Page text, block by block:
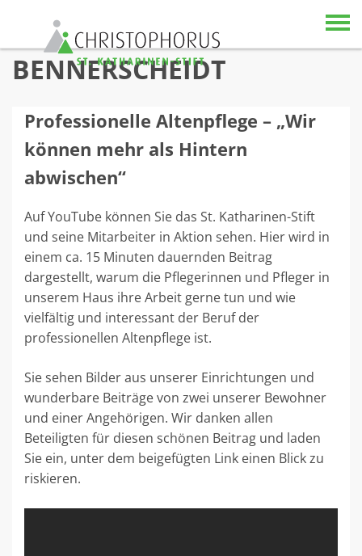
Skip to content
BENNERSCHEIDT
Professionelle Altenpflege – „Wir
können mehr als Hintern
abwischen“
Auf YouTube können Sie das St. Katharinen-Stift
und seine Mitarbeiter in Aktion sehen. Hier wird in
einem ca. 15 Minuten dauernden Beitrag
dargestellt, warum die Pflegerinnen und Pfleger in
unserem Haus ihre Arbeit gerne tun und wie
vielfältig und interessant der Beruf der
professionellen Altenpflege ist.
Sie sehen Bilder aus unserer Einrichtungen und
wunderbare Beiträge von zwei unserer Bewohner
und einer Angehörigen. Wir danken allen
Beteiligten für diesen schönen Beitrag und laden
Sie ein, unter dem beigefügten Link einen Blick zu
riskieren.